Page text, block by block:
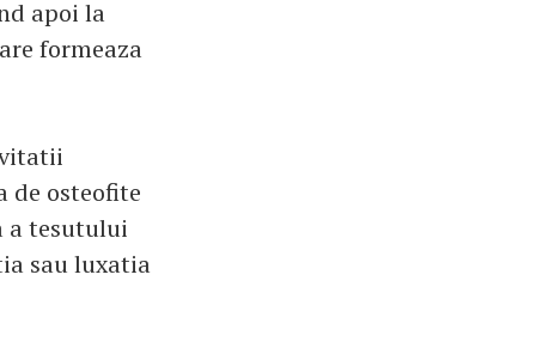
apoi la
formeaza
de osteofite
a tesutului
sau luxatia